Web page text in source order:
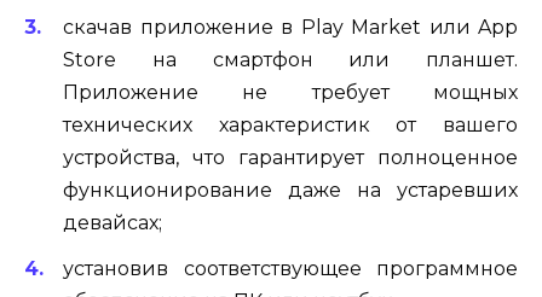
скачав приложение в Play Market или App
Store на смартфон или планшет.
Приложение не требует мощных
технических характеристик от вашего
устройства, что гарантирует полноценное
функционирование даже на устаревших
девайсах;
установив соответствующее программное